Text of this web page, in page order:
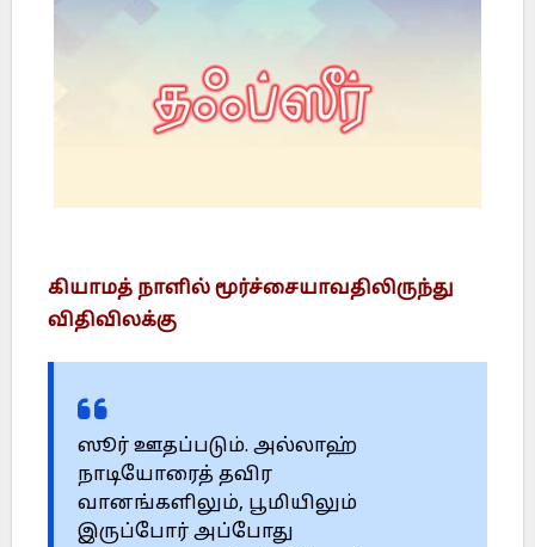
கியாமத் நாளில் மூர்ச்சையாவதிலிருந்து
விதிவிலக்கு
ஸூர் ஊதப்படும். அல்லாஹ்
நாடியோரைத் தவிர
வானங்களிலும், பூமியிலும்
இருப்போர் அப்போது